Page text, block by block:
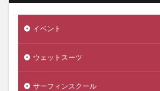
イベント
ウェットスーツ
サーフィンスクール